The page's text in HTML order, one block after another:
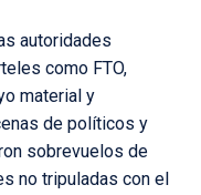
autoridades
como FTO,
material y
de políticos y
sobrevuelos de
no tripuladas con el